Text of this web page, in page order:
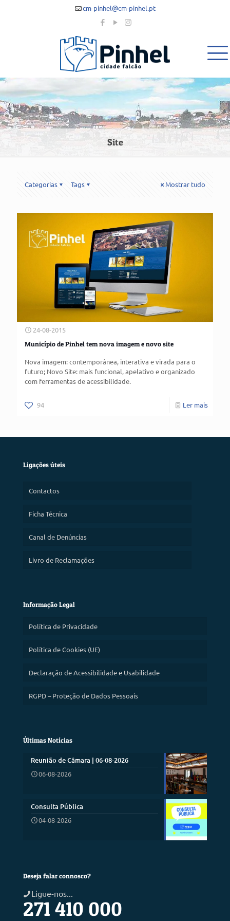
cm-pinhel@cm-pinhel.pt
Site
Categorias Tags Mostrar tudo
24-08-2015
Município de Pinhel tem nova imagem e novo site
Nova imagem: contemporânea, interativa e virada para o
futuro; Novo Site: mais funcional, apelativo e organizado
com ferramentas de acessibilidade.
94 Ler mais
Ligações úteis
Contactos
Ficha Técnica
Canal de Denúncias
Livro de Reclamações
Informação Legal
Política de Privacidade
Política de Cookies (UE)
Declaração de Acessibilidade e Usabilidade
RGPD – Proteção de Dados Pessoais
Últimas Notícias
Reunião de Câmara | 06-08-2026
06-08-2026
Consulta Pública
04-08-2026
Deseja falar connosco?
Ligue-nos...
271 410 000